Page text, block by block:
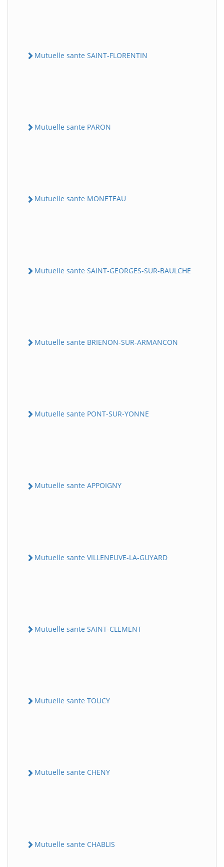
Mutuelle sante SAINT-FLORENTIN
Mutuelle sante PARON
Mutuelle sante MONETEAU
Mutuelle sante SAINT-GEORGES-SUR-BAULCHE
Mutuelle sante BRIENON-SUR-ARMANCON
Mutuelle sante PONT-SUR-YONNE
Mutuelle sante APPOIGNY
Mutuelle sante VILLENEUVE-LA-GUYARD
Mutuelle sante SAINT-CLEMENT
Mutuelle sante TOUCY
Mutuelle sante CHENY
Mutuelle sante CHABLIS